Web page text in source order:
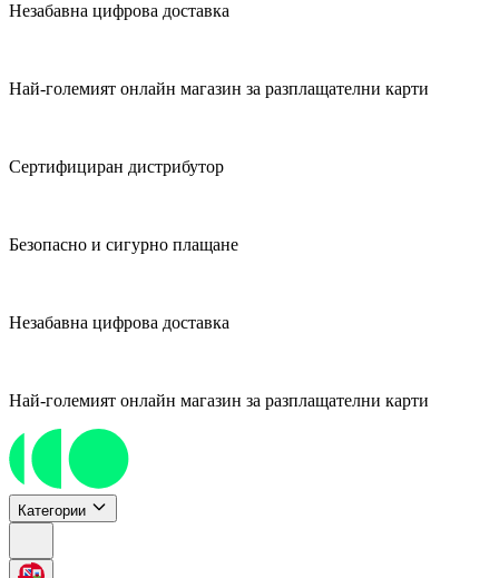
Незабавна цифрова доставка
Най-големият онлайн магазин за разплащателни карти
Сертифициран дистрибутор
Безопасно и сигурно плащане
Незабавна цифрова доставка
Най-големият онлайн магазин за разплащателни карти
Категории